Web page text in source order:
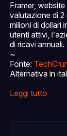
Framer,
valutazione di 2
milioni di dollari
utenti attivi,
di ricavi annuali.
~
Fonte:
Alternativa in
Leggi tutto